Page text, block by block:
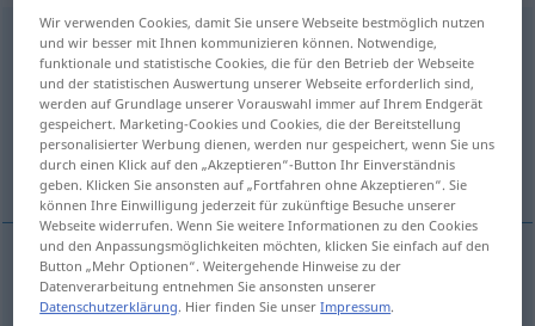
exigente [ɛɣsiˈxente]adj
Übersicht aller Übersetzungen
(Für mehr Details die Übersetzung anklicken/antippen)
anspruchsvoll
anspruchsvoll exigente
Wir verwenden Cookies, damit Sie unsere Webseite bestmöglich nutzen
und wir besser mit Ihnen kommunizieren können. Notwendige,
funktionale und statistische Cookies, die für den Betrieb der Webseite
und der statistischen Auswertung unserer Webseite erforderlich sind,
werden auf Grundlage unserer Vorauswahl immer auf Ihrem Endgerät
gespeichert. Marketing-Cookies und Cookies, die der Bereitstellung
personalisierter Werbung dienen, werden nur gespeichert, wenn Sie uns
durch einen Klick auf den „Akzeptieren“-Button Ihr Einverständnis
geben. Klicken Sie ansonsten auf „Fortfahren ohne Akzeptieren“. Sie
können Ihre Einwilligung jederzeit für zukünftige Besuche unserer
Webseite widerrufen. Wenn Sie weitere Informationen zu den Cookies
und den Anpassungsmöglichkeiten möchten, klicken Sie einfach auf den
Button „Mehr Optionen“. Weitergehende Hinweise zu der
Datenverarbeitung entnehmen Sie ansonsten unserer
Datenschutzerklärung. Hier finden Sie unserImpressum.